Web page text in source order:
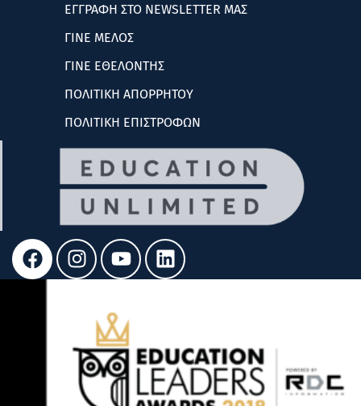
ΕΓΓΡΑΦΗ ΣΤΟ NEWSLETTER ΜΑΣ
ΓΙΝΕ ΜΕΛΟΣ
ΓΙΝΕ ΕΘΕΛΟΝΤΗΣ
ΠΟΛΙΤΙΚΗ ΑΠΟΡΡΗΤΟΥ
ΠΟΛΙΤΙΚΗ ΕΠΙΣΤΡΟΦΩΝ